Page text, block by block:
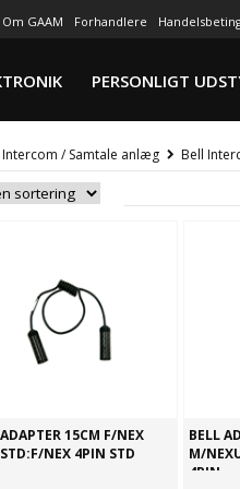
Om GAAM Forhandlere
PERSONLIGT
Intercom / Samtale anlæg Bell
15CM F/NEX
NEX 4PIN STD
BELL
M/
4PIN